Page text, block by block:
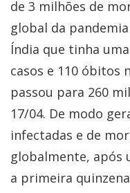
de 3 milhões de
global da
Índia que tinha
casos e 110 óbitos
passou para 260
17/04. De modo
infectadas e de
globalmente, após
a primeira